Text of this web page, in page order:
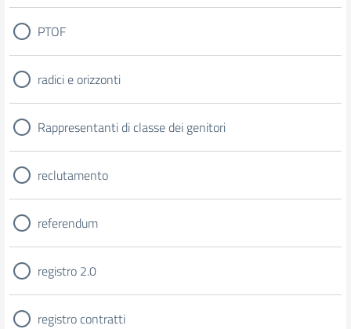
PTOF
radici e orizzonti
Rappresentanti di classe dei genitori
reclutamento
referendum
registro 2.0
registro contratti